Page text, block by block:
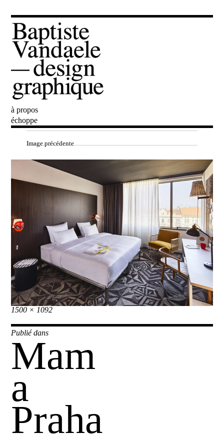
Baptiste Vandaele
à propos
échoppe
Image précédente
Taille
réelle
1500 × 1092
Navigation
de
l’article
Publié dans
Mam
a
Praha